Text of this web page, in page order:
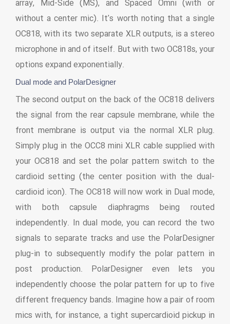
array, Mid-Side (MS), and Spaced Omni (with or
without a center mic). It's worth noting that a single
OC818, with its two separate XLR outputs, is a stereo
microphone in and of itself. But with two OC818s, your
options expand exponentially.
Dual mode and PolarDesigner
The second output on the back of the OC818 delivers
the signal from the rear capsule membrane, while the
front membrane is output via the normal XLR plug.
Simply plug in the OCC8 mini XLR cable supplied with
your OC818 and set the polar pattern switch to the
cardioid setting (the center position with the dual-
cardioid icon). The OC818 will now work in Dual mode,
with both capsule diaphragms being routed
independently. In dual mode, you can record the two
signals to separate tracks and use the PolarDesigner
plug-in to subsequently modify the polar pattern in
post production. PolarDesigner even lets you
independently choose the polar pattern for up to five
different frequency bands. Imagine how a pair of room
mics with, for instance, a tight supercardioid pickup in